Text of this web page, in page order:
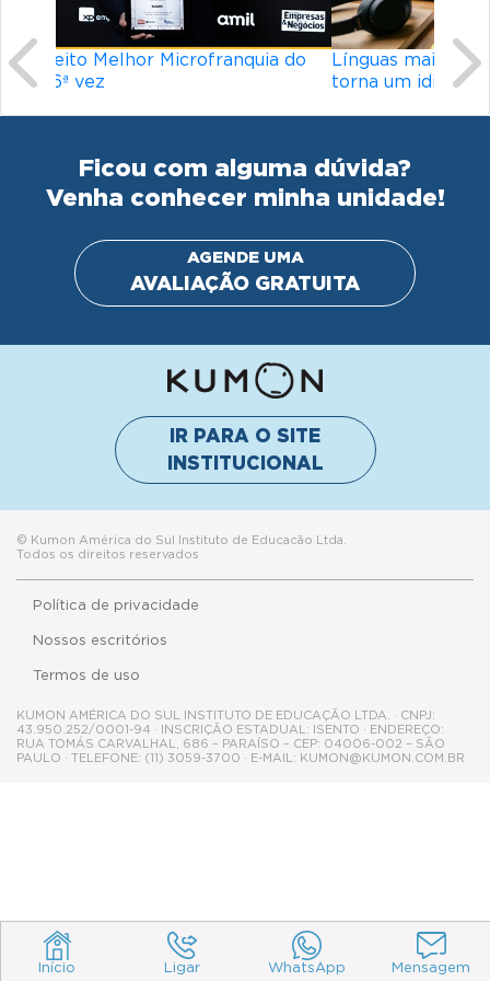
Início Ligar WhatsApp Mensagem
Línguas mais difíceis do mundo: o que
torna um idioma desafiador?
Ficou com alguma dúvida?
Venha conhecer minha unidade!
AGENDE UMA
AVALIAÇÃO GRATUITA
IR PARA O SITE
INSTITUCIONAL
© Kumon América do Sul Instituto de Educacão Ltda.
Todos os direitos reservados
Política de privacidade
Termos de uso
Nossos escritórios
KUMON AMÉRICA DO SUL INSTITUTO DE EDUCAÇÃO LTDA. · CNPJ:
43.950.252/0001-94 · INSCRIÇÃO ESTADUAL: ISENTO · ENDEREÇO:
RUA TOMÁS CARVALHAL, 686 – PARAÍSO – CEP: 04006-002 – SÃO
PAULO · TELEFONE: (11) 3059-3700 · E-MAIL: KUMON@KUMON.COM.BR